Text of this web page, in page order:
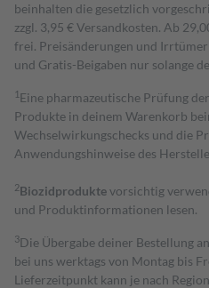
beinhalten die gesetzlich
zzgl. 3,95 € Versandkosten. Ab
frei. Preisänderungen und
und Gratis-Beigaben nur solange
1 Eine pharmazeutische Prüfung
Produkte in deinem Warenkorb
Wechselwirkungschecks und die
Anwendungshinweise des
2Biozidproduktevorsichtig
und Produktinformationen lesen.
3Die Übergabe deiner Bestellung
bei uns werktags von Montag bis
Lieferzeitpunkt kann je nach